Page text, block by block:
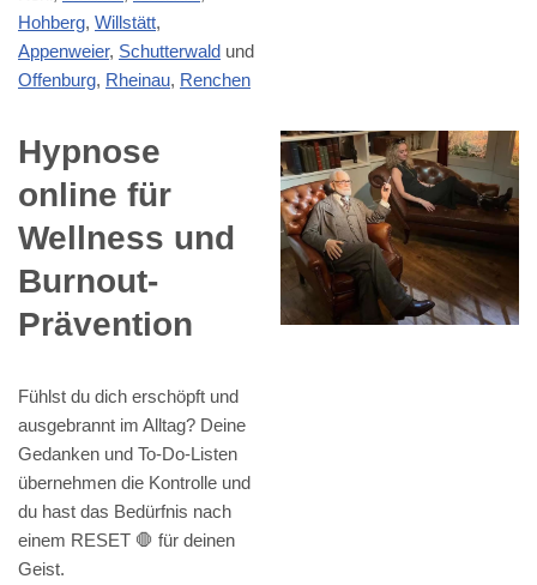
Hohberg, Willstätt,
Appenweier, Schutterwald und
Offenburg, Rheinau, Renchen
Hypnose
online für
Wellness und
Burnout-
Prävention
Fühlst du dich erschöpft und
ausgebrannt im Alltag? Deine
Gedanken und To-Do-Listen
übernehmen die Kontrolle und
du hast das Bedürfnis nach
einem RESET 🛑 für deinen
Geist.